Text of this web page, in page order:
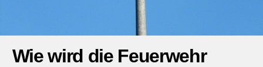
Wie wird die Feuerwehr